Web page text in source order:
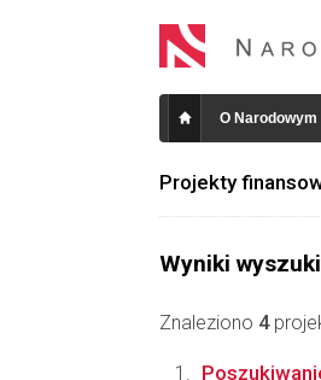
O
Projekty
Wyniki
Znaleziono 4